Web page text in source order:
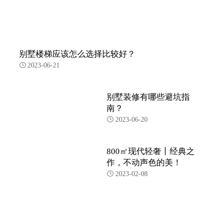
别墅楼梯应该怎么选择比较好？
 2023-06-21
别墅装修有哪些避坑指
南？
 2023-06-20
800㎡现代轻奢丨经典之
作，不动声色的美！
 2023-02-08